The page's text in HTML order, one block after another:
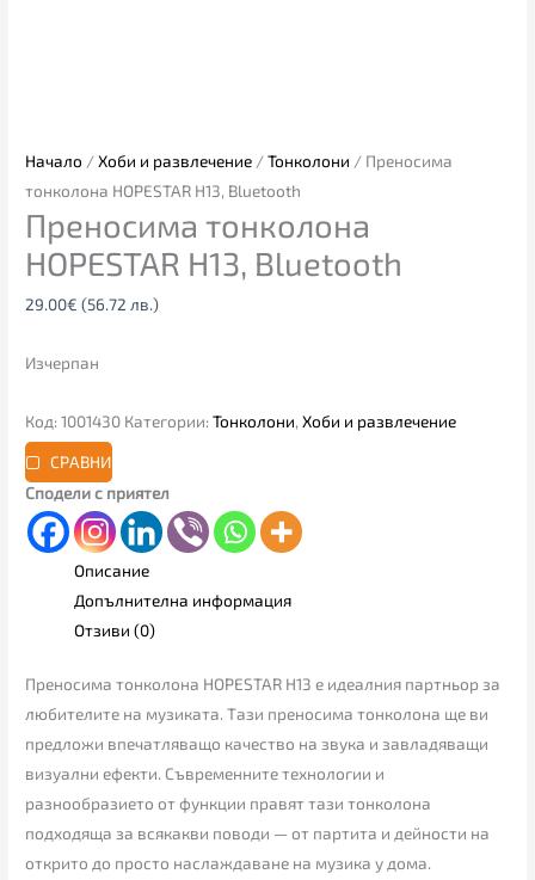
Начало /Хоби и развлечение /Тонколони / Преносима
тонколона HOPESTAR H13, Bluetooth
Преносима тонколона
HOPESTAR H13, Bluetooth
29.00€ (56.72 лв.)
Изчерпан
Код:1001430 Категории:Тонколони,Хоби и развлечение
СРАВНИ
Сподели с приятел
Описание
Допълнителна информация
Отзиви (0)
Преносима тонколона HOPESTAR H13 е идеалния партньор за
любителите на музиката. Тази преносима тонколона ще ви
предложи впечатляващо качество на звука и завладяващи
визуални ефекти. Съвременните технологии и
разнообразието от функции правят тази тонколона
подходяща за всякакви поводи — от партита и дейности на
открито до просто наслаждаване на музика у дома.